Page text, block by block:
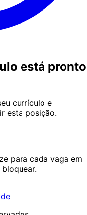
está pronto
currículo e
esta posição.
para cada vaga em